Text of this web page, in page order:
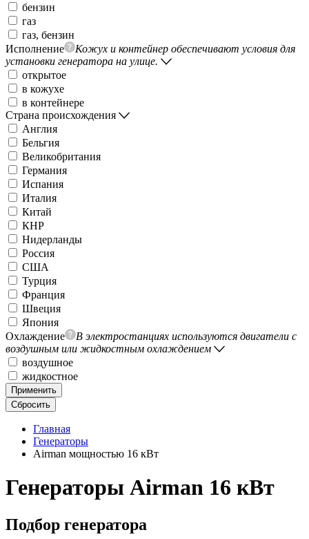
бензин
газ
газ, бензин
Исполнение
Кожух и контейнер обеспечивают условия для
установки генератора на улице.
открытое
в кожухе
в контейнере
Страна происхождения
Англия
Бельгия
Великобритания
Германия
Испания
Италия
Китай
КНР
Нидерланды
Россия
США
Турция
Франция
Швеция
Япония
Охлаждение
В электростанциях используются двигатели с
воздушным или жидкостным охлаждением
воздушное
жидкостное
Применить
Сбросить
Главная
Генераторы
Airman мощностью 16 кВт
Генераторы Airman 16 кВт
Подбор генератора